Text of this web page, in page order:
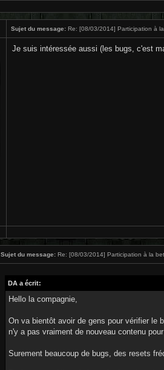
Sujet du message: Re: [08/03/2014] Participation à
Je suis intéressée aussi (les bugs, c'est
Sujet du message: Re: [08/03/2014] Participation à la
DA a écrit:
Hello la compagnie,
On va bientôt avoir de gens pour vérifier le
n'y a pas vraiment de nouveau contenu
Surement beaucoup de bugs, des resets